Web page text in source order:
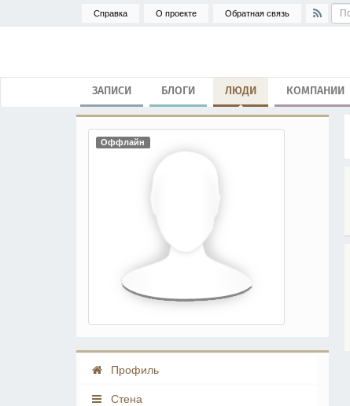
Справка О проекте Обратная связь
ЗАПИСИ БЛОГИ ЛЮДИ КОМПАНИИ
Оффлайн
Профиль
Стена